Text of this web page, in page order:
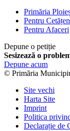
Primăria
Pentru
Pentru Afaceri
Depune o petiție
Sesizează o
Depune acum
© Primăria
Site vechi
Harta Site
Imprint
Politica
Declarație de